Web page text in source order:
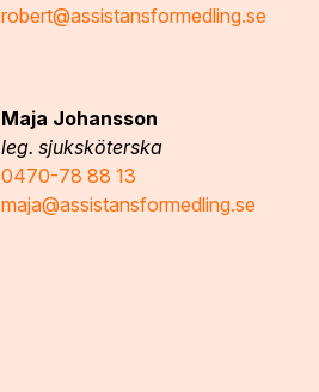
robert@assistansformedling.se
Maja Johansson
leg. sjuksköterska
0470-78 88 13
maja@assistansformedling.se